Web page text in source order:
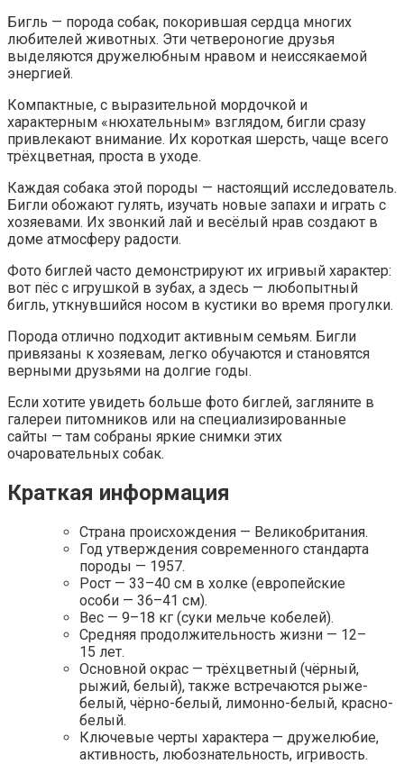
Бигль — порода собак, покорившая сердца многих
любителей животных. Эти четвероногие друзья
выделяются дружелюбным нравом и неиссякаемой
энергией.
Компактные, с выразительной мордочкой и
характерным «нюхательным» взглядом, бигли сразу
привлекают внимание. Их короткая шерсть, чаще всего
трёхцветная, проста в уходе.
Каждая собака этой породы — настоящий исследователь.
Бигли обожают гулять, изучать новые запахи и играть с
хозяевами. Их звонкий лай и весёлый нрав создают в
доме атмосферу радости.
Фото биглей часто демонстрируют их игривый характер:
вот пёс с игрушкой в зубах, а здесь — любопытный
бигль, уткнувшийся носом в кустики во время прогулки.
Порода отлично подходит активным семьям. Бигли
привязаны к хозяевам, легко обучаются и становятся
верными друзьями на долгие годы.
Если хотите увидеть больше фото биглей, загляните в
галереи питомников или на специализированные
сайты — там собраны яркие снимки этих
очаровательных собак.
Краткая информация
Страна происхождения — Великобритания.
Год утверждения современного стандарта
породы — 1957.
Рост — 33–40 см в холке (европейские
особи — 36–41 см).
Вес — 9–18 кг (суки мельче кобелей).
Средняя продолжительность жизни — 12–
15 лет.
Основной окрас — трёхцветный (чёрный,
рыжий, белый), также встречаются рыже-
белый, чёрно-белый, лимонно-белый, красно-
белый.
Ключевые черты характера — дружелюбие,
активность, любознательность, игривость.